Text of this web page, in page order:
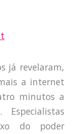
já revelaram,
a internet
minutos a
do poder